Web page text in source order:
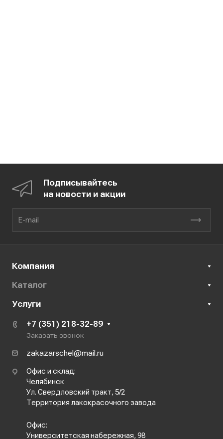
Подписывайтесь
на новости и акции
Компания
Каталог
Услуги
+7 (351) 218-32-89
Заказать звонок
zakazarschel@mail.ru
Офис и склад:
Челябинск
Ул. Свердловский тракт, 5/2
Территория лакокрасочного завода
Офис:
Университетская набережная, 98